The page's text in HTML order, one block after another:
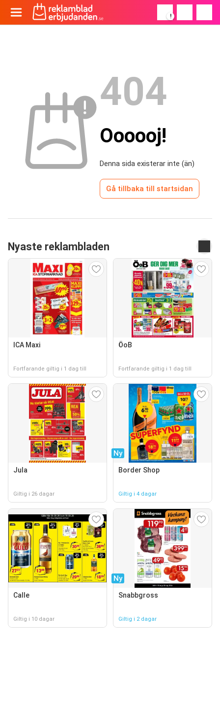
!
404
Oooooj!
Denna sida existerar inte (än)
Gå tillbaka till startsidan
Nyaste reklambladen
ICA Maxi
Fortfarande giltig i 1 dag till
ÖoB
Fortfarande giltig i 1 dag till
Jula
Giltig i 26 dagar
Ny
Border Shop
Giltig i 4 dagar
Calle
Giltig i 10 dagar
Ny
Snabbgross
Giltig i 2 dagar